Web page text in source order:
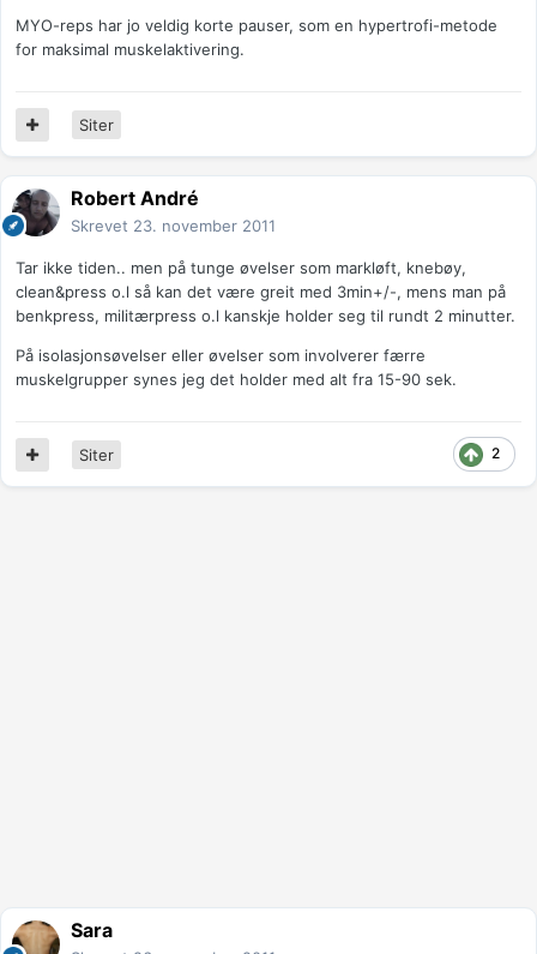
MYO-reps har jo veldig korte pauser, som en hypertrofi-metode
for maksimal muskelaktivering.
Siter
Robert André
Skrevet 23. november 2011
Tar ikke tiden.. men på tunge øvelser som markløft, knebøy,
clean&press o.l så kan det være greit med 3min+/-, mens man på
benkpress, militærpress o.l kanskje holder seg til rundt 2 minutter.
På isolasjonsøvelser eller øvelser som involverer færre
muskelgrupper synes jeg det holder med alt fra 15-90 sek.
2
Siter
Sara